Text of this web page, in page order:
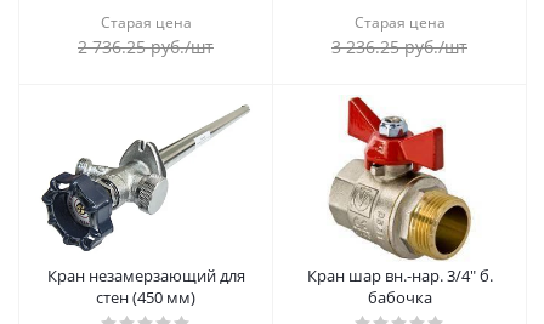
Старая цена
2 736.25руб./шт
Старая цена
3 236.25руб./шт
Кран незамерзающий для
стен (450 мм)
Кран шар вн.-нар. 3/4" б.
бабочка